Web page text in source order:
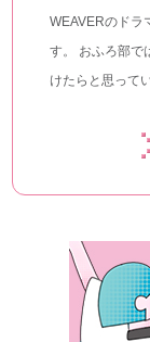
WEAVERのドラ
す。 おふろ部で
けたらと思って